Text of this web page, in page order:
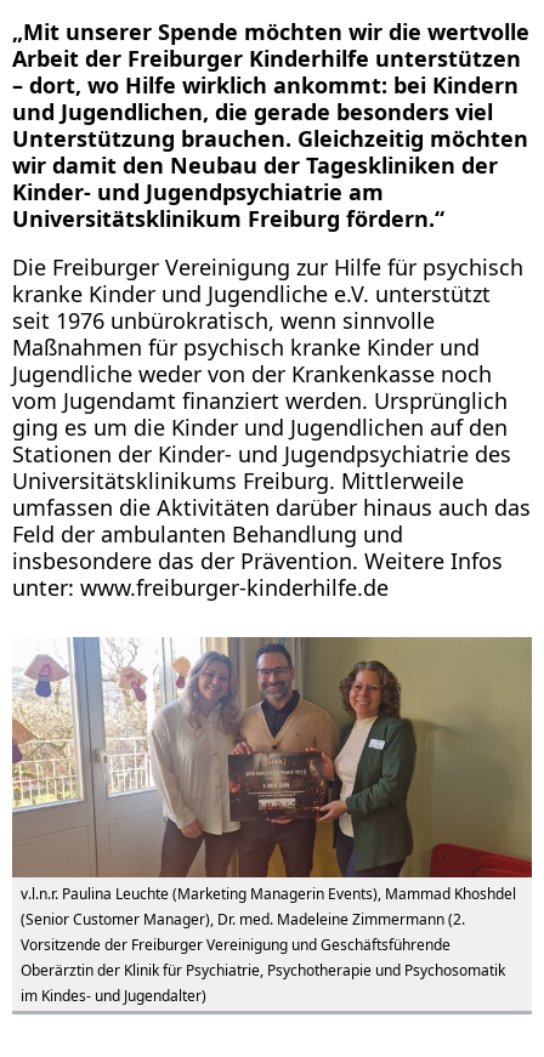
„Mit unserer Spende möchten wir die wertvolle
Arbeit der Freiburger Kinderhilfe unterstützen
– dort, wo Hilfe wirklich ankommt: bei Kindern
und Jugendlichen, die gerade besonders viel
Unterstützung brauchen. Gleichzeitig möchten
wir damit den Neubau der Tageskliniken der
Kinder- und Jugendpsychiatrie am
Universitätsklinikum Freiburg fördern.“
Die Freiburger Vereinigung zur Hilfe für psychisch
kranke Kinder und Jugendliche e.V. unterstützt
seit 1976 unbürokratisch, wenn sinnvolle
Maßnahmen für psychisch kranke Kinder und
Jugendliche weder von der Krankenkasse noch
vom Jugendamt finanziert werden. Ursprünglich
ging es um die Kinder und Jugendlichen auf den
Stationen der Kinder- und Jugendpsychiatrie des
Universitätsklinikums Freiburg. Mittlerweile
umfassen die Aktivitäten darüber hinaus auch das
Feld der ambulanten Behandlung und
insbesondere das der Prävention. Weitere Infos
unter: www.freiburger-kinderhilfe.de
v.l.n.r. Paulina Leuchte (Marketing Managerin Events), Mammad Khoshdel
(Senior Customer Manager), Dr. med. Madeleine Zimmermann (2.
Vorsitzende der Freiburger Vereinigung und Geschäftsführende
Oberärztin der Klinik für Psychiatrie, Psychotherapie und Psychosomatik
im Kindes- und Jugendalter)